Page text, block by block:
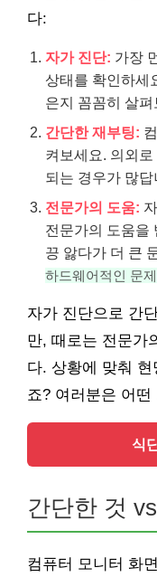
다:
자가 진단: 가장
상태를 확인하세
은지 꼼꼼히 살
간단한 재부팅:
켜보세요. 의외
되는 경우가 많답
전문가의 도움:
전문가의 도움을
끙 앓다가 더 큰
하드웨어적인 문
자가 진단으로 간
만, 때로는 전문가
다. 상황에 맞춰
죠? 여러분은 어
식
간단한 것
컴퓨터 모니터 화